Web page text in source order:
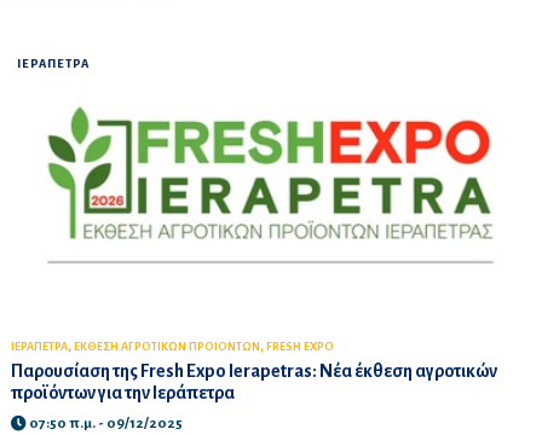
ΙΕΡΑΠΕΤΡΑ
ΙΕΡΑΠΕΤΡΑ, ΕΚΘΕΣΗ ΑΓΡΟΤΙΚΩΝ ΠΡΟΙΟΝΤΩΝ , FRESH EXPO
Παρουσίαση της Fresh Expo Ierapetras: Νέα έκθεση αγροτικών
προϊόντων για την Ιεράπετρα
07:50 π.μ. - 09/12/2025